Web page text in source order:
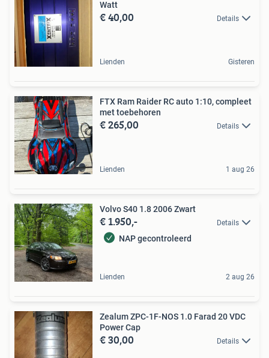
Watt
€ 40,00 Details
Lienden Gisteren
FTX Ram Raider RC auto 1:10, compleet
met toebehoren
€ 265,00 Details
Lienden 1 aug 26
Volvo S40 1.8 2006 Zwart
€ 1.950,- Details
NAP gecontroleerd
Lienden 2 aug 26
Zealum ZPC-1F-NOS 1.0 Farad 20 VDC
Power Cap
€ 30,00 Details